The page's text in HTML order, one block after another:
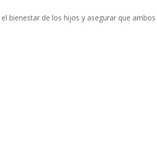
bienestar de los hijos y asegurar que ambos